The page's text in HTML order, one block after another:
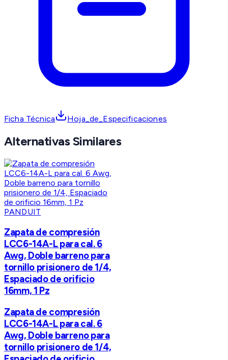
Ficha Técnica Hoja_de_Especificaciones
Alternativas Similares
PANDUIT
Zapata de compresión
LCC6-14A-L para cal. 6
Awg, Doble barreno para
tornillo prisionero de 1/4,
Espaciado de orificio
16mm, 1 Pz
Zapata de compresión
LCC6-14A-L para cal. 6
Awg, Doble barreno para
tornillo prisionero de 1/4,